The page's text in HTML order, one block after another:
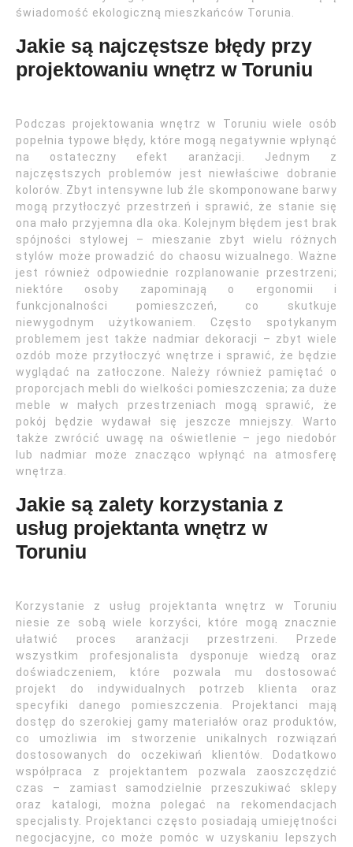
świadomość ekologiczną mieszkańców Torunia.
Jakie są najczęstsze błędy przy
projektowaniu wnętrz w Toruniu
Podczas projektowania wnętrz w Toruniu wiele osób
popełnia typowe błędy, które mogą negatywnie wpłynąć
na ostateczny efekt aranżacji. Jednym z
najczęstszych problemów jest niewłaściwe dobranie
kolorów. Zbyt intensywne lub źle skomponowane barwy
mogą przytłoczyć przestrzeń i sprawić, że stanie się
ona mało przyjemna dla oka. Kolejnym błędem jest brak
spójności stylowej – mieszanie zbyt wielu różnych
stylów może prowadzić do chaosu wizualnego. Ważne
jest również odpowiednie rozplanowanie przestrzeni;
niektóre osoby zapominają o ergonomii i
funkcjonalności pomieszczeń, co skutkuje
niewygodnym użytkowaniem. Często spotykanym
problemem jest także nadmiar dekoracji – zbyt wiele
ozdób może przytłoczyć wnętrze i sprawić, że będzie
wyglądać na zatłoczone. Należy również pamiętać o
proporcjach mebli do wielkości pomieszczenia; za duże
meble w małych przestrzeniach mogą sprawić, że
pokój będzie wydawał się jeszcze mniejszy. Warto
także zwrócić uwagę na oświetlenie – jego niedobór
lub nadmiar może znacząco wpłynąć na atmosferę
wnętrza.
Jakie są zalety korzystania z
usług projektanta wnętrz w
Toruniu
Korzystanie z usług projektanta wnętrz w Toruniu
niesie ze sobą wiele korzyści, które mogą znacznie
ułatwić proces aranżacji przestrzeni. Przede
wszystkim profesjonalista dysponuje wiedzą oraz
doświadczeniem, które pozwala mu dostosować
projekt do indywidualnych potrzeb klienta oraz
specyfiki danego pomieszczenia. Projektanci mają
dostęp do szerokiej gamy materiałów oraz produktów,
co umożliwia im stworzenie unikalnych rozwiązań
dostosowanych do oczekiwań klientów. Dodatkowo
współpraca z projektantem pozwala zaoszczędzić
czas – zamiast samodzielnie przeszukiwać sklepy
oraz katalogi, można polegać na rekomendacjach
specjalisty. Projektanci często posiadają umiejętności
negocjacyjne, co może pomóc w uzyskaniu lepszych